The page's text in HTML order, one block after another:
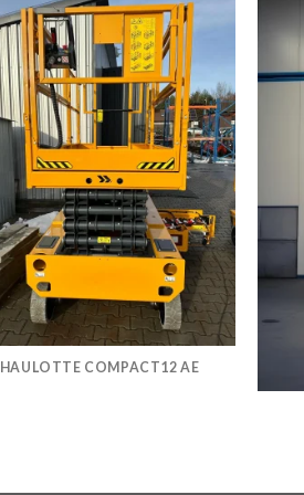
HAULOTTE COMPACT12 AE